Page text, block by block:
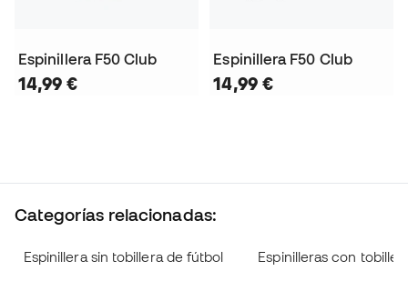
Espinillera F50 Club
14,99 €
Espinillera F50 Club
14,99 €
Categorías relacionadas:
Espinillera sin tobillera de fútbol Espinilleras con